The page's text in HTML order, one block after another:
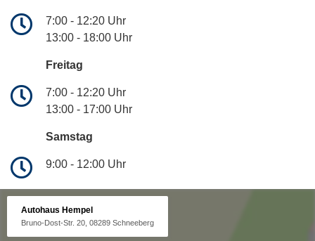
7:00 - 12:20 Uhr
13:00 - 18:00 Uhr
Freitag
7:00 - 12:20 Uhr
13:00 - 17:00 Uhr
Samstag
9:00 - 12:00 Uhr
Autohaus Hempel
Bruno-Dost-Str. 20, 08289 Schneeberg